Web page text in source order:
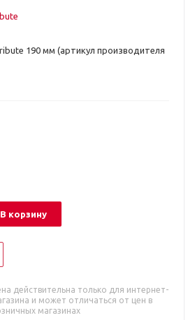
190 мм (артикул производителя
В корзину
действительна только для интернет-
и может отличаться от цен в
магазинах